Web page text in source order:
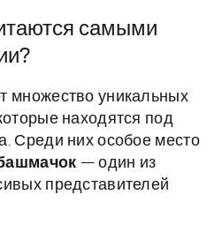
самыми
множество уникальных
находятся под
Среди них особое место
— один из
представителей